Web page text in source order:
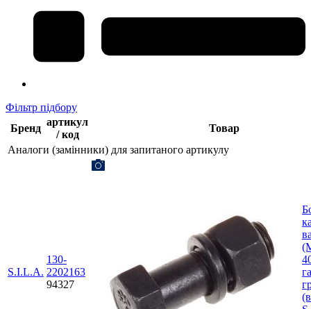
Фільтр підбору
Бренд
артикул
/ код
Товар
Аналоги (замінники) для запитаного артикулу
S.I.L.A.
130-
2202163
94327